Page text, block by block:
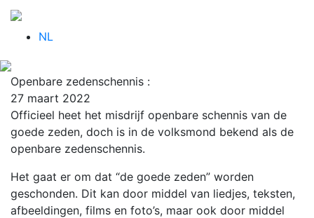
NL
Openbare zedenschennis :
27 maart 2022
Officieel heet het misdrijf openbare schennis van de
goede zeden, doch is in de volksmond bekend als de
openbare zedenschennis.
Het gaat er om dat “de goede zeden” worden
geschonden. Dit kan door middel van liedjes, teksten,
afbeeldingen, films en foto’s, maar ook door middel